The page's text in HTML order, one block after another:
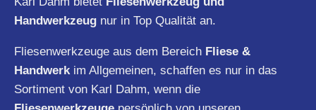
Handwerkzeug nur in Top Qualität an.
Fliesenwerkzeuge aus dem Bereich Fliese &
Handwerk im Allgemeinen, schaffen es nur in das
Sortiment von Karl Dahm, wenn die